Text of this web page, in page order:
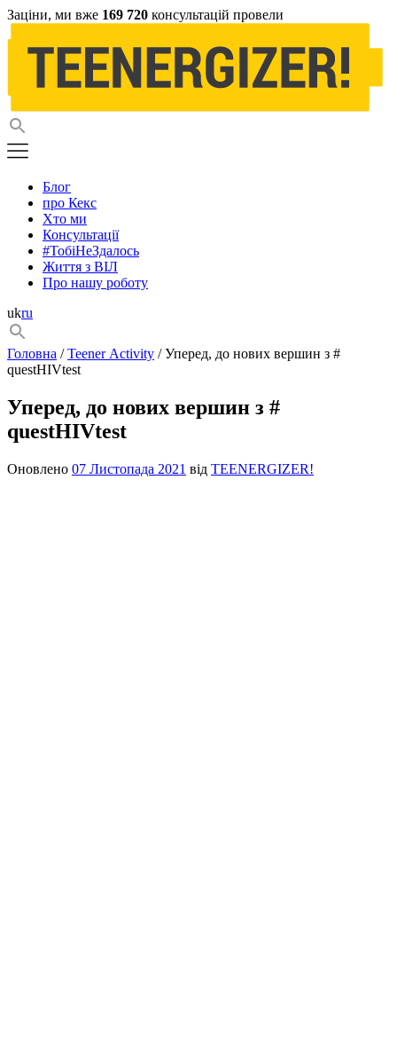
Заціни, ми вже 169 720 консультацій провели
Блог
про Кекс
Хто ми
Консультації
#ТобіНеЗдалось
Життя з ВІЛ
Про нашу роботу
ukru
Головна /Teener Activity / Уперед, до нових вершин з #
questHIVtest
Уперед, до нових вершин з #
questHIVtest
Оновлено 07 Листопада 2021 від TEENERGIZER!